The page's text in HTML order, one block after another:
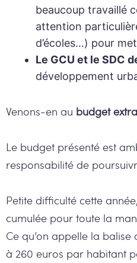
beaucoup travaillé
attention
d’écoles…) pour
Le GCU et le SDC
développement
Venons-en au budget
Le budget présenté est
responsabilité de
Petite difficulté cette
cumulée pour toute la
Ce qu’on appelle la balise
à 260 euros par habitant